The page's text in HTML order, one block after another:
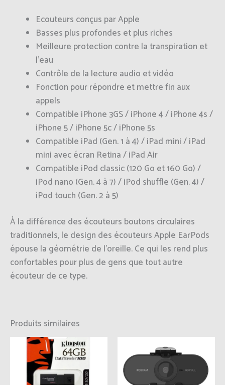
Ecouteurs conçus par Apple
Basses plus profondes et plus riches
Meilleure protection contre la transpiration et
l’eau
Contrôle de la lecture audio et vidéo
Fonction pour répondre et mettre fin aux
appels
Compatible iPhone 3GS / iPhone 4 / iPhone 4s /
iPhone 5 / iPhone 5c / iPhone 5s
Compatible iPad (Gen. 1 à 4) / iPad mini / iPad
mini avec écran Retina / iPad Air
Compatible iPod classic (120 Go et 160 Go) /
iPod nano (Gen. 4 à 7) / iPod shuffle (Gen. 4) /
iPod touch (Gen. 2 à 5)
À la différence des écouteurs boutons circulaires
traditionnels, le design des écouteurs Apple EarPods
épouse la géométrie de l’oreille. Ce qui les rend plus
confortables pour plus de gens que tout autre
écouteur de ce type.
Produits similaires